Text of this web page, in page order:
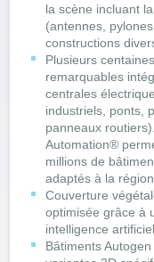
la scène incluant
(antennes,
constructions
Plusieurs
remarquables
centrales
industriels, ponts,
panneaux
Automation®
millions de
adaptés à la région.
Couverture
optimisée grâce à
intelligence
Bâtiments